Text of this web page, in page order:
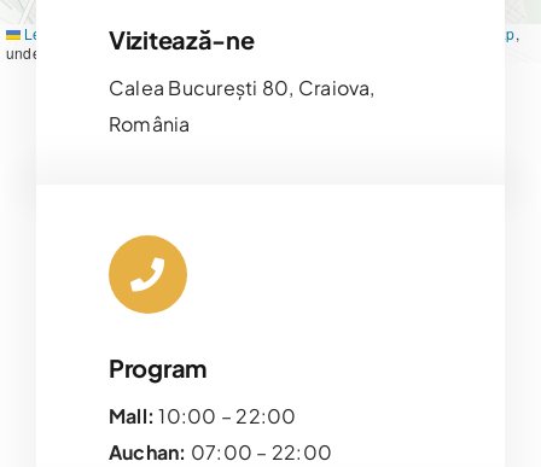
Leaflet Map tiles byCARTO , under OpenStreetMap,
under ODbL.
Vizitează-ne
Calea București 80, Craiova,
România
Program
Mall: 10:00 – 22:00
Auchan: 07:00 – 22:00